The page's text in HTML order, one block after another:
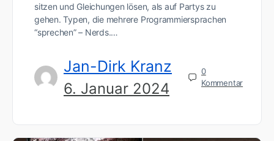
sitzen und Gleichungen lösen, als auf Partys zu
gehen. Typen, die mehrere Programmiersprachen
“sprechen” – Nerds.…
Jan-Dirk Kranz
6. Januar 2024
0
Kommentar